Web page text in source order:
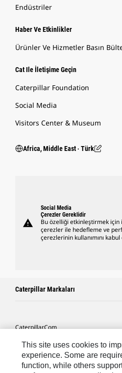
Endüstriler
Haber Ve Etkinlikler
Ürünler Ve Hizmetler Basın
Cat Ile İletişime Geçin
Caterpillar Foundation
Social Media
Visitors Center & Museum
Africa, Middle East ‧ Türk
warning
Social Media
Çerezler Gereklidir
Bu özelliği etkinleştirmek için
çerezler ile hedefleme ve
çerezlerinin kullanımını
Caterpillar Markaları
Caterpillar.com
Caterpillar Müşteri Hizmetleri Ve
Site Haritası
This site uses cookies to
experience. Some are
function, while others